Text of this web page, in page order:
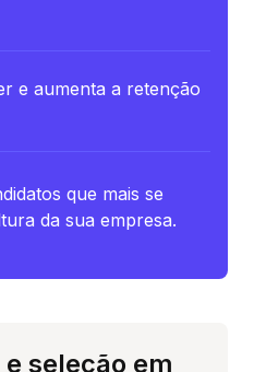
e aumenta a retenção
que mais se
da sua empresa.
seleção em